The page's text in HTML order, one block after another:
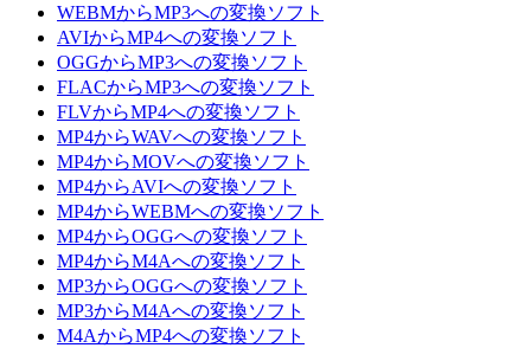
WEBMからMP3への変換ソフト
AVIからMP4への変換ソフト
OGGからMP3への変換ソフト
FLACからMP3への変換ソフト
FLVからMP4への変換ソフト
MP4からWAVへの変換ソフト
MP4からMOVへの変換ソフト
MP4からAVIへの変換ソフト
MP4からWEBMへの変換ソフト
MP4からOGGへの変換ソフト
MP4からM4Aへの変換ソフト
MP3からOGGへの変換ソフト
MP3からM4Aへの変換ソフト
M4AからMP4への変換ソフト